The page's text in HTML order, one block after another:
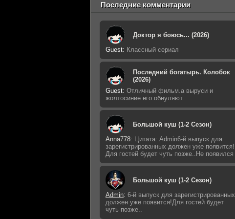
Последние комментарии
Доктор я боюсь... (2026)
Guest: Классный сериал
Последний богатырь. Колобок
(2026)
Guest: Отличный фильм.а выруси и
жолтосиние его обнуляют.
Большой куш (1-2 Сезон)
Anna778: Цитата: Admin6-й выпуск для
зарегистрированных должен уже появится!
Для гостей будет чуть позже..Не появился
Большой куш (1-2 Сезон)
Admin: 6-й выпуск для зарегистрированных
должен уже появится!Для гостей будет
чуть позже..